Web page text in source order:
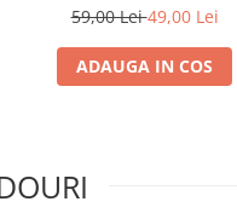
59,00 Lei49,00 Lei
ADAUGA IN COS